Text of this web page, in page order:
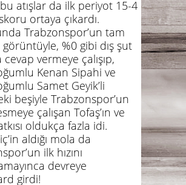
bu atışlar da ilk periyot 15-4
ortaya çıkardı.
Trabzonspor’un tam
%0 gibi dış şut
cevap vermeye çalışıp,
Kenan Sipahi ve
Samet Geyik’li
beşiyle Trabzonspor’un
çalışan Tofaş’ın ve
oldukça fazla idi.
aldığı mola da
ilk hızını
devreye
girdi!